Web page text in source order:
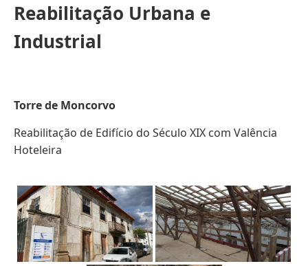
Reabilitação Urbana e
Industrial
Torre de Moncorvo
Reabilitação de Edifício do Século XIX com Valência
Hoteleira